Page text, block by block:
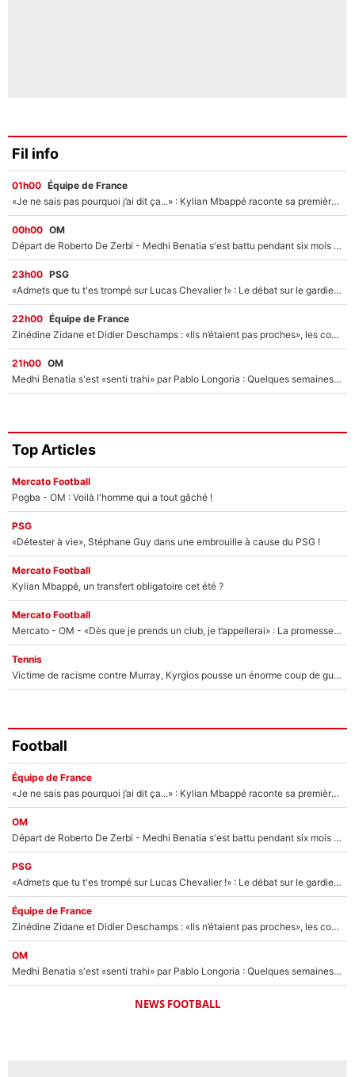
Fil info
01h00 Équipe de France
«Je ne sais pas pourquoi j’ai dit ça...» : Kylian Mbappé raconte sa première rencontre avec Zinédine Zidane (et c’est très drôle)
00h00 OM
Départ de Roberto De Zerbi - Medhi Benatia s'est battu pendant six mois pour le retenir à l'OM, le PSG a été le naufrage de trop : «Je pars avec toi»
23h00 PSG
«Admets que tu t'es trompé sur Lucas Chevalier !» : Le débat sur le gardien du PSG vire au clash à l'After Foot
22h00 Équipe de France
Zinédine Zidane et Didier Deschamps : «Ils n’étaient pas proches», les confidences d’un membre de l’équipe de France 1998 sur leur relation spéciale
21h00 OM
Medhi Benatia s'est «senti trahi» par Pablo Longoria : Quelques semaines après son départ, l'ancien directeur de football de l'OM règle ses comptes
Top Articles
Mercato Football
Pogba - OM : Voilà l'homme qui a tout gâché !
PSG
«Détester à vie», Stéphane Guy dans une embrouille à cause du PSG !
Mercato Football
Kylian Mbappé, un transfert obligatoire cet été ?
Mercato Football
Mercato - OM - «Dès que je prends un club, je t’appellerai» : La promesse de Marcelino au moment de claquer la porte
Tennis
Victime de racisme contre Murray, Kyrgios pousse un énorme coup de gueule !
Football
Équipe de France
«Je ne sais pas pourquoi j’ai dit ça...» : Kylian Mbappé raconte sa première rencontre avec Zinédine Zidane (et c’est très drôle)
OM
Départ de Roberto De Zerbi - Medhi Benatia s'est battu pendant six mois pour le retenir à l'OM, le PSG a été le naufrage de trop : «Je pars avec toi»
PSG
«Admets que tu t'es trompé sur Lucas Chevalier !» : Le débat sur le gardien du PSG vire au clash à l'After Foot
Équipe de France
Zinédine Zidane et Didier Deschamps : «Ils n’étaient pas proches», les confidences d’un membre de l’équipe de France 1998 sur leur relation spéciale
OM
Medhi Benatia s'est «senti trahi» par Pablo Longoria : Quelques semaines après son départ, l'ancien directeur de football de l'OM règle ses comptes
NEWS FOOTBALL